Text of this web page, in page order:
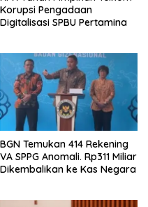
Korupsi Pengadaan
Digitalisasi SPBU Pertamina
BGN Temukan 414 Rekening
VA SPPG Anomali. Rp311 Miliar
Dikembalikan ke Kas Negara